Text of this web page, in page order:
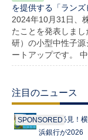
を提供する「ラン
2024年10月31日、
たことを発表しま
研）の小型中性子
ートアップです。
注目のニュース
SPONSORED起業家必見！横
浜銀行が2026